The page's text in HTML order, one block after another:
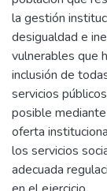
la gestión
desigualdad e
vulnerables que
inclusión de
servicios
posible
oferta
los servicios
adecuada